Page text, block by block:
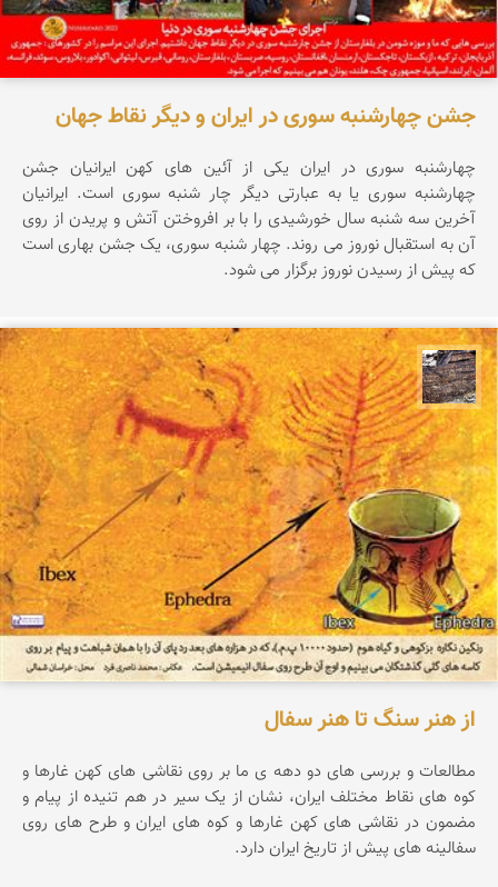
جشن چهارشنبه سوری در ایران و دیگر نقاط جهان
چهارشنبه سوری در ایران یکی از آئین های کهن ایرانیان جشن
چهارشنبه سوری یا به عبارتی دیگر چار شنبه سوری است. ایرانیان
آخرین سه شنبه سال خورشیدی را با بر افروختن آتش و پریدن از روی
آن به استقبال نوروز می روند. چهار شنبه سوری، یک جشن بهاری است
که پیش از رسیدن نوروز برگزار می شود.
محمد ناصری فرد
از هنر سنگ تا هنر سفال
مطالعات و بررسی های دو دهه ی ما بر روی نقاشی های کهن غارها و
کوه های نقاط مختلف ایران، نشان از یک سیر در هم تنیده از پیام و
مضمون در نقاشی های کهن غارها و کوه های ایران و طرح های روی
سفالینه های پیش از تاریخ ایران دارد.